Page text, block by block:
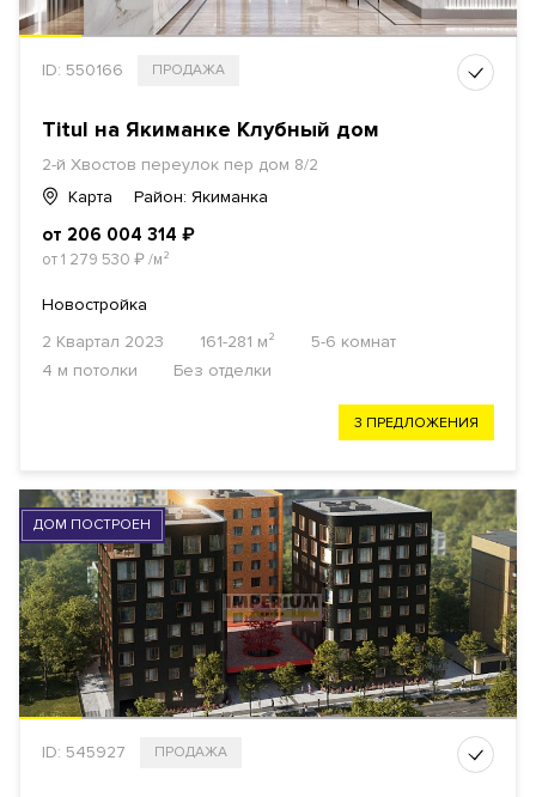
ID: 550166 ПРОДАЖА
Titul на Якиманке Клубный дом
2-й Хвостов переулок пер дом 8/2
Карта
Район: Якиманка
от 206 004 314 ₽
от 1 279 530 ₽/м²
Новостройка
2 Квартал 2023
161-281 м²
5-6 комнат
4 м потолки
Без отделки
3 ПРЕДЛОЖЕНИЯ
ДОМ ПОСТРОЕН
ID: 545927 ПРОДАЖА